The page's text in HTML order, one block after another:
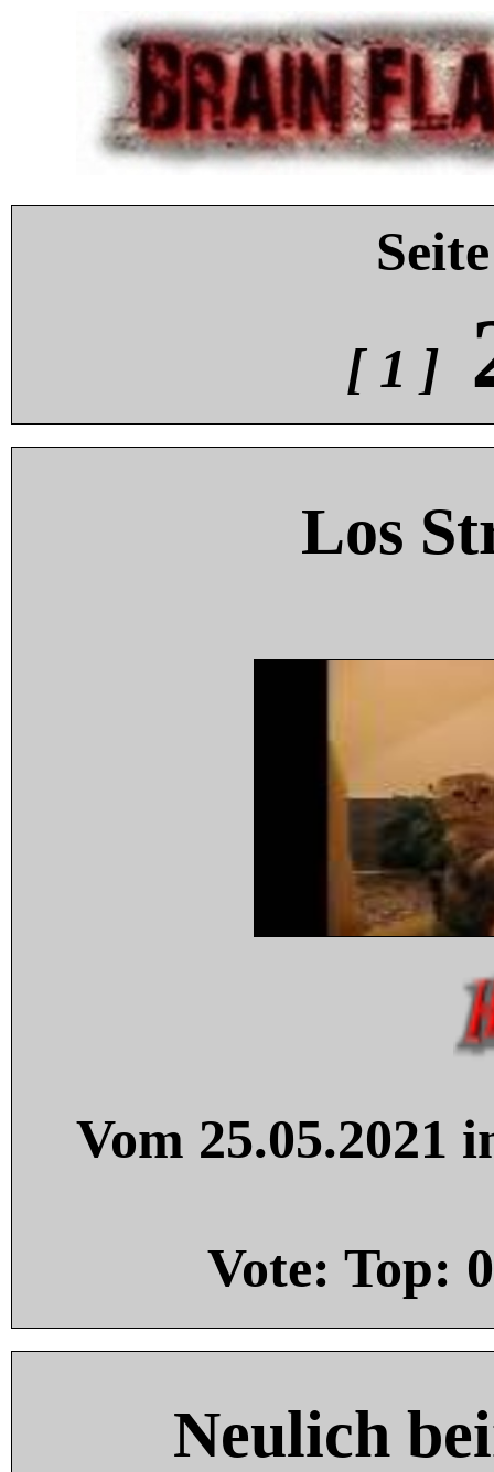
[ 1 ]
Los
Vom 25.05.2021
Vote: Top: 0
Neulich